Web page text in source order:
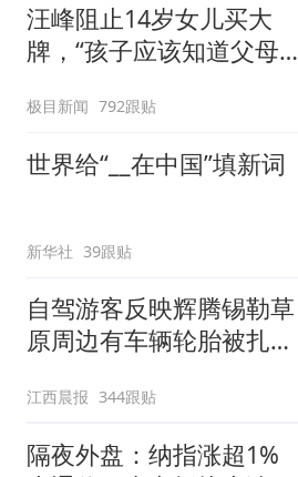
汪峰阻止14岁女儿买大
牌，“孩子应该知道父母的
都在淘宝
极目新闻 792跟贴
世界给“__在中国”填新词
新华社 39跟贴
自驾游客反映辉腾锡勒草
原周边有车辆轮胎被扎，
元，官方发布情况通报
江西晨报 344跟贴
隔夜外盘：纳指涨超1%